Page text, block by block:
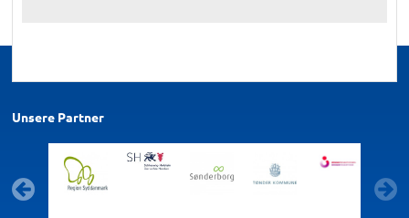
Unsere Partner